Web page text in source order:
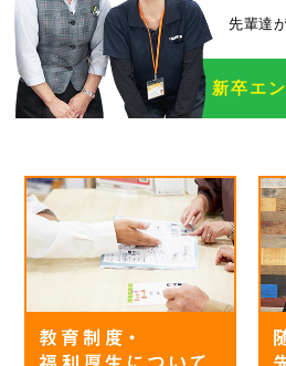
先輩達
新卒エ